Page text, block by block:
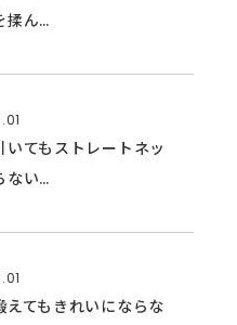
揉ん…
いてもストレートネッ
ない…
えてもきれいにならな